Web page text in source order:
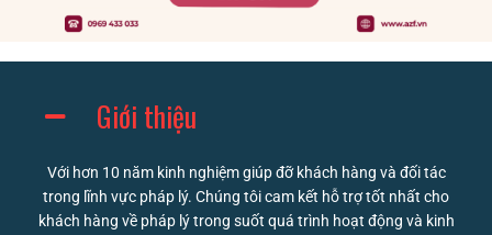
Giới thiệu
Với hơn 10 năm kinh nghiệm giúp đỡ khách hàng và đối tác
trong lĩnh vực pháp lý. Chúng tôi cam kết hỗ trợ tốt nhất cho
khách hàng về pháp lý trong suốt quá trình hoạt động và kinh